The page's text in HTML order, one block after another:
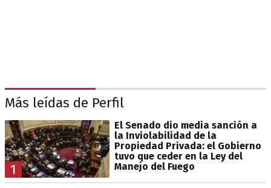
Más leídas de Perfil
1
El Senado dio media sanción a
la Inviolabilidad de la
Propiedad Privada: el Gobierno
tuvo que ceder en la Ley del
Manejo del Fuego